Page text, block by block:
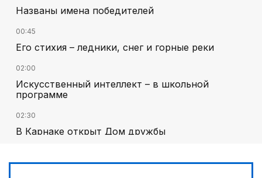
Названы имена победителей
00:45
Его стихия – ледники, снег и горные реки
02:00
Искусственный интеллект – в школьной
программе
02:30
В Карнаке открыт Дом дружбы